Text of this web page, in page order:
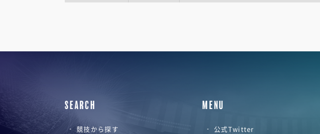
SEARCH
競技から探す
MENU
公式Twitter